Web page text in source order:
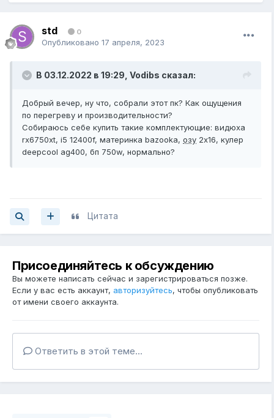
std 0
Опубликовано 17 апреля, 2023
В 03.12.2022 в 19:29, Vodibs сказал:
Добрый вечер, ну что, собрали этот пк? Как ощущения
по перегреву и производительности?
Собираюсь себе купить такие комплектующие: видюха
rx6750xt, i5 12400f, материнка bazooka, озу 2x16, кулер
deepcool ag400, бп 750w, нормально?
Цитата
Присоединяйтесь к обсуждению
Вы можете написать сейчас и зарегистрироваться позже.
Если у вас есть аккаунт, авторизуйтесь, чтобы опубликовать
от имени своего аккаунта.
Ответить в этой теме...